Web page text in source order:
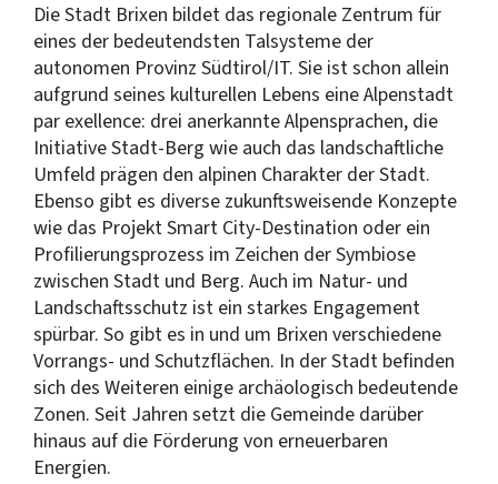
Die Stadt Brixen bildet das regionale Zentrum für
eines der bedeutendsten Talsysteme der
autonomen Provinz Südtirol/IT. Sie ist schon allein
aufgrund seines kulturellen Lebens eine Alpenstadt
par exellence: drei anerkannte Alpensprachen, die
Initiative Stadt-Berg wie auch das landschaftliche
Umfeld prägen den alpinen Charakter der Stadt.
Ebenso gibt es diverse zukunftsweisende Konzepte
wie das Projekt Smart City-Destination oder ein
Profilierungsprozess im Zeichen der Symbiose
zwischen Stadt und Berg. Auch im Natur- und
Landschaftsschutz ist ein starkes Engagement
spürbar. So gibt es in und um Brixen verschiedene
Vorrangs- und Schutzflächen. In der Stadt befinden
sich des Weiteren einige archäologisch bedeutende
Zonen. Seit Jahren setzt die Gemeinde darüber
hinaus auf die Förderung von erneuerbaren
Energien.